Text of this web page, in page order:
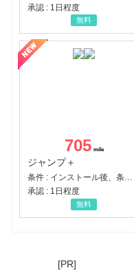
承認 : 1日程度
無料
705
ジャンプ＋
承認 : 1日程度
無料
[PR]